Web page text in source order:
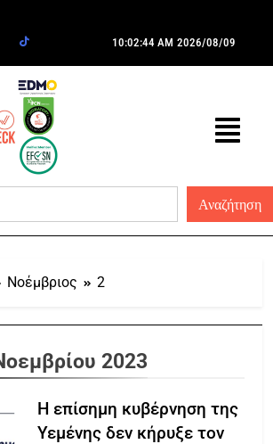
10:02:44 AM 2026/08/09
Νοέμβριος 2
2023
Η επίσημη κυβέρνηση της
Υεμένης δεν κήρυξε τον